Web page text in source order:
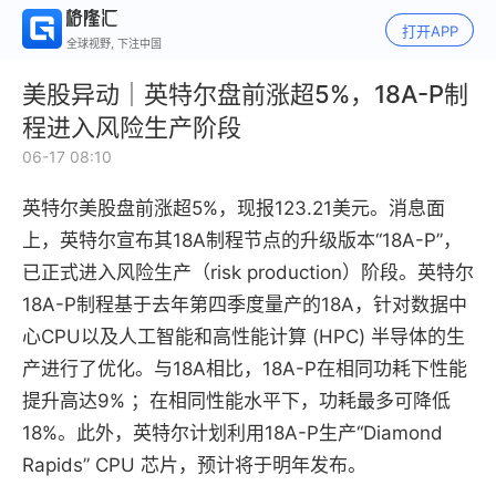
全球视野, 下注中国
打开APP
美股异动｜英特尔盘前涨超5%，18A-P制
程进入风险生产阶段
06-17 08:10
英特尔美股盘前涨超5%，现报123.21美元。消息面
上，英特尔宣布其18A制程节点的升级版本“18A-P”，
已正式进入风险生产（risk production）阶段。英特尔
18A-P制程基于去年第四季度量产的18A，针对数据中
心CPU以及人工智能和高性能计算 (HPC) 半导体的生
产进行了优化。与18A相比，18A-P在相同功耗下性能
提升高达9% ；在相同性能水平下，功耗最多可降低
18%。此外，英特尔计划利用18A-P生产“Diamond
Rapids” CPU 芯片，预计将于明年发布。